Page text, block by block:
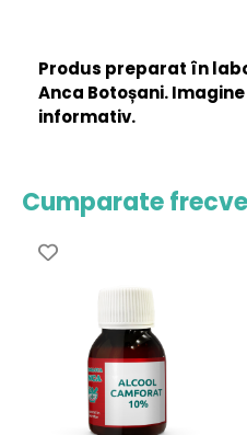
Produs preparat în
Anca Botoșani.
informativ.
Cumparate